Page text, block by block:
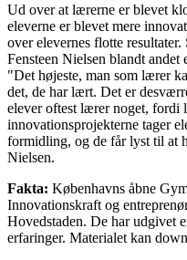
Ud over at lærerne er blevet
eleverne er blevet mere
over elevernes flotte
Fensteen Nielsen blandt andet
"Det højeste, man som lærer
det, de har lært. Det er
elever oftest lærer noget, fordi
innovationsprojekterne tager
formidling, og de får lyst til at
Nielsen.
Fakta: Københavns åbne
Innovationskraft og
Hovedstaden. De har udgivet
erfaringer. Materialet kan